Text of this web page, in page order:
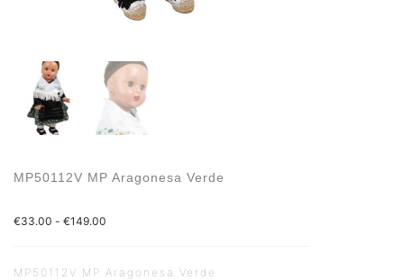
MP50112V MP Aragonesa Verde
€33.00 - €149.00
MP50112V MP Aragonesa Verde